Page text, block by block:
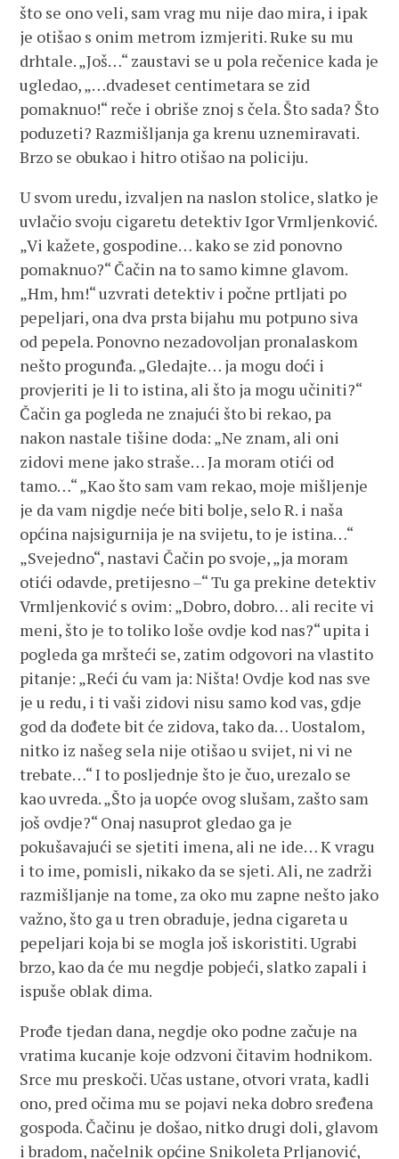
što se ono veli, sam vrag mu nije dao mira, i ipak
je otišao s onim metrom izmjeriti. Ruke su mu
drhtale. „Još…“ zaustavi se u pola rečenice kada je
ugledao, „…dvadeset centimetara se zid
pomaknuo!“ reče i obriše znoj s čela. Što sada? Što
poduzeti? Razmišljanja ga krenu uznemiravati.
Brzo se obukao i hitro otišao na policiju.
U svom uredu, izvaljen na naslon stolice, slatko je
uvlačio svoju cigaretu detektiv Igor Vrmljenković.
„Vi kažete, gospodine… kako se zid ponovno
pomaknuo?“ Čačin na to samo kimne glavom.
„Hm, hm!“ uzvrati detektiv i počne prtljati po
pepeljari, ona dva prsta bijahu mu potpuno siva
od pepela. Ponovno nezadovoljan pronalaskom
nešto progunđa. „Gledajte… ja mogu doći i
provjeriti je li to istina, ali što ja mogu učiniti?“
Čačin ga pogleda ne znajući što bi rekao, pa
nakon nastale tišine doda: „Ne znam, ali oni
zidovi mene jako straše… Ja moram otići od
tamo…“ „Kao što sam vam rekao, moje mišljenje
je da vam nigdje neće biti bolje, selo R. i naša
općina najsigurnija je na svijetu, to je istina…“
„Svejedno“, nastavi Čačin po svoje, „ja moram
otići odavde, pretijesno –“ Tu ga prekine detektiv
Vrmljenković s ovim: „Dobro, dobro… ali recite vi
meni, što je to toliko loše ovdje kod nas?“ upita i
pogleda ga mršteći se, zatim odgovori na vlastito
pitanje: „Reći ću vam ja: Ništa! Ovdje kod nas sve
je u redu, i ti vaši zidovi nisu samo kod vas, gdje
god da dođete bit će zidova, tako da… Uostalom,
nitko iz našeg sela nije otišao u svijet, ni vi ne
trebate…“ I to posljednje što je čuo, urezalo se
kao uvreda. „Što ja uopće ovog slušam, zašto sam
još ovdje?“ Onaj nasuprot gledao ga je
pokušavajući se sjetiti imena, ali ne ide… K vragu
i to ime, pomisli, nikako da se sjeti. Ali, ne zadrži
razmišljanje na tome, za oko mu zapne nešto jako
važno, što ga u tren obraduje, jedna cigareta u
pepeljari koja bi se mogla još iskoristiti. Ugrabi
brzo, kao da će mu negdje pobjeći, slatko zapali i
ispuše oblak dima.
Prođe tjedan dana, negdje oko podne začuje na
vratima kucanje koje odzvoni čitavim hodnikom.
Srce mu preskoči. Učas ustane, otvori vrata, kadli
ono, pred očima mu se pojavi neka dobro sređena
gospoda. Čačinu je došao, nitko drugi doli, glavom
i bradom, načelnik općine Snikoleta Prljanović,